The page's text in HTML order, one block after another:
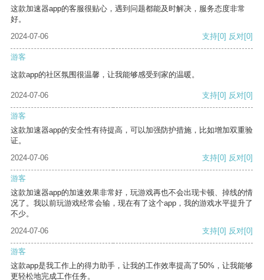
这款加速器app的客服很贴心，遇到问题都能及时解决，服务态度非常
好。
2024-07-06
支持[0] 反对[0]
游客
这款app的社区氛围很温馨，让我能够感受到家的温暖。
2024-07-06 支持[0] 反对[0]
游客
这款加速器app的安全性有待提高，可以加强防护措施，比如增加双重验
证。
2024-07-06
支持[0] 反对[0]
游客
这款加速器app的加速效果非常好，玩游戏再也不会出现卡顿、掉线的情
况了。我以前玩游戏经常会输，现在有了这个app，我的游戏水平提升了
不少。
2024-07-06
支持[0] 反对[0]
游客
这款app是我工作上的得力助手，让我的工作效率提高了50%，让我能够
更轻松地完成工作任务。